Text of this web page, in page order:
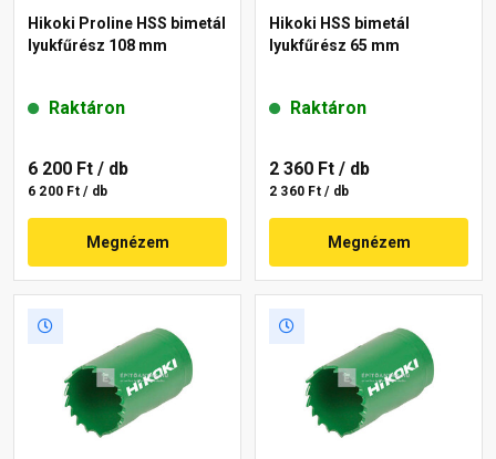
Hikoki Proline HSS bimetál
lyukfűrész 108 mm
Raktáron
6 200 Ft / db
6 200 Ft / db
Megnézem
Hikoki HSS bimetál
lyukfűrész 65 mm
Raktáron
2 360 Ft / db
2 360 Ft / db
Megnézem